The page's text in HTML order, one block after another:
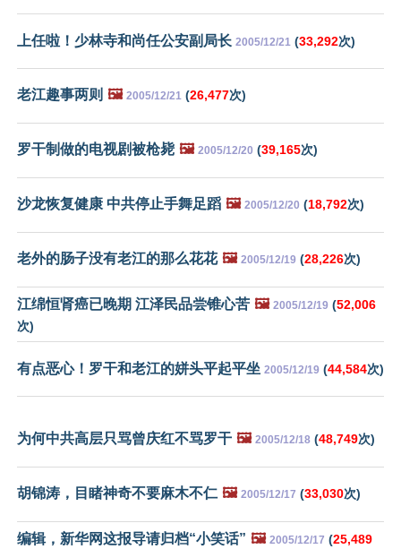
上任啦！少林寺和尚任公安副局长 2005/12/21 (33,292次)
老江趣事两则 🖼️ 2005/12/21 (26,477次)
罗干制做的电视剧被枪毙 🖼️ 2005/12/20 (39,165次)
沙龙恢复健康 中共停止手舞足蹈 🖼️ 2005/12/20 (18,792次)
老外的肠子没有老江的那么花花 🖼️ 2005/12/19 (28,226次)
江绵恒肾癌已晚期 江泽民品尝锥心苦 🖼️ 2005/12/19 (52,006
次)
有点恶心！罗干和老江的姘头平起平坐 2005/12/19 (44,584次)
为何中共高层只骂曾庆红不骂罗干 🖼️ 2005/12/18 (48,749次)
胡锦涛，目睹神奇不要麻木不仁 🖼️ 2005/12/17 (33,030次)
编辑，新华网这报导请归档“小笑话” 🖼️ 2005/12/17 (25,489